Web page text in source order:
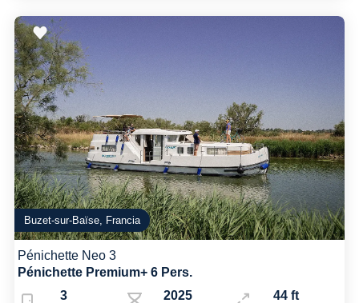
Buzet-sur-Baïse, Francia
Pénichette Neo 3
Pénichette Premium+ 6 Pers.
3
2025 44 ft